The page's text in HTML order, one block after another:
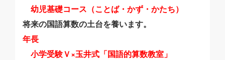
幼児基礎コース（ことば・かず・かたち）
将来の国語算数の土台を養います。
年長
小学受験Ｖ×玉井式「国語的算数教室」